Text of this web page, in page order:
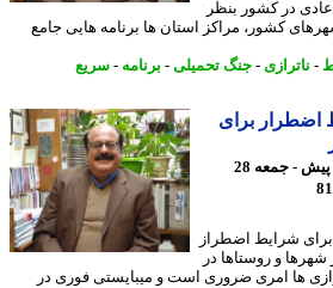
در کشور بنظر
مراکز استان ها برنامه هایی جامع
- جنگ تحمیلی-برنامه -سریع
برای
4 ماه پیش - جمعه 28
شرایط اضطراز
و روستاها در
ها امری ضروری است و میبایستی فوری در